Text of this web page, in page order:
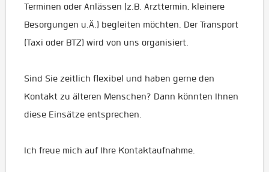
Terminen oder Anlässen (z.B. Arzttermin, kleinere
Besorgungen u.Ä.) begleiten möchten. Der Transport
(Taxi oder BTZ) wird von uns organisiert.
Sind Sie zeitlich flexibel und haben gerne den
Kontakt zu älteren Menschen? Dann könnten Ihnen
diese Einsätze entsprechen.
Ich freue mich auf Ihre Kontaktaufnahme.